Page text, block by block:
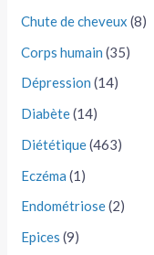
Chute de cheveux (8)
Corps humain (35)
Dépression (14)
Diabète(14)
Diététique(463)
Eczéma (1)
Endométriose(2)
Epices (9)